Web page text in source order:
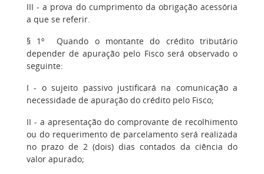
III - a prova do cumprimento da obrigação acessória
a que se referir.
§ 1º
Quando o montante do crédito tributário
depender de apuração pelo Fisco será observado o
seguinte:
I- o sujeito passivo justificará na comunicação a
necessidade de apuração do crédito pelo Fisco;
II - a apresentação do comprovante de recolhimento
ou do requerimento de parcelamento será realizada
no prazo de 2 (dois) dias contados da ciência do
valor apurado;